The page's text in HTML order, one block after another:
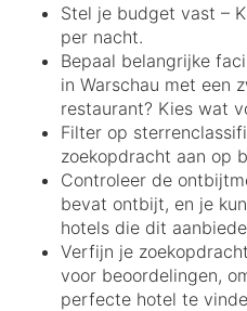
Stel je budget vast –
per nacht.
Bepaal belangrijke
in Warschau met een
restaurant? Kies wat
Filter op
zoekopdracht aan op
Controleer de
bevat ontbijt, en je
hotels die dit
Verfijn je
voor beoordelingen,
perfecte hotel te